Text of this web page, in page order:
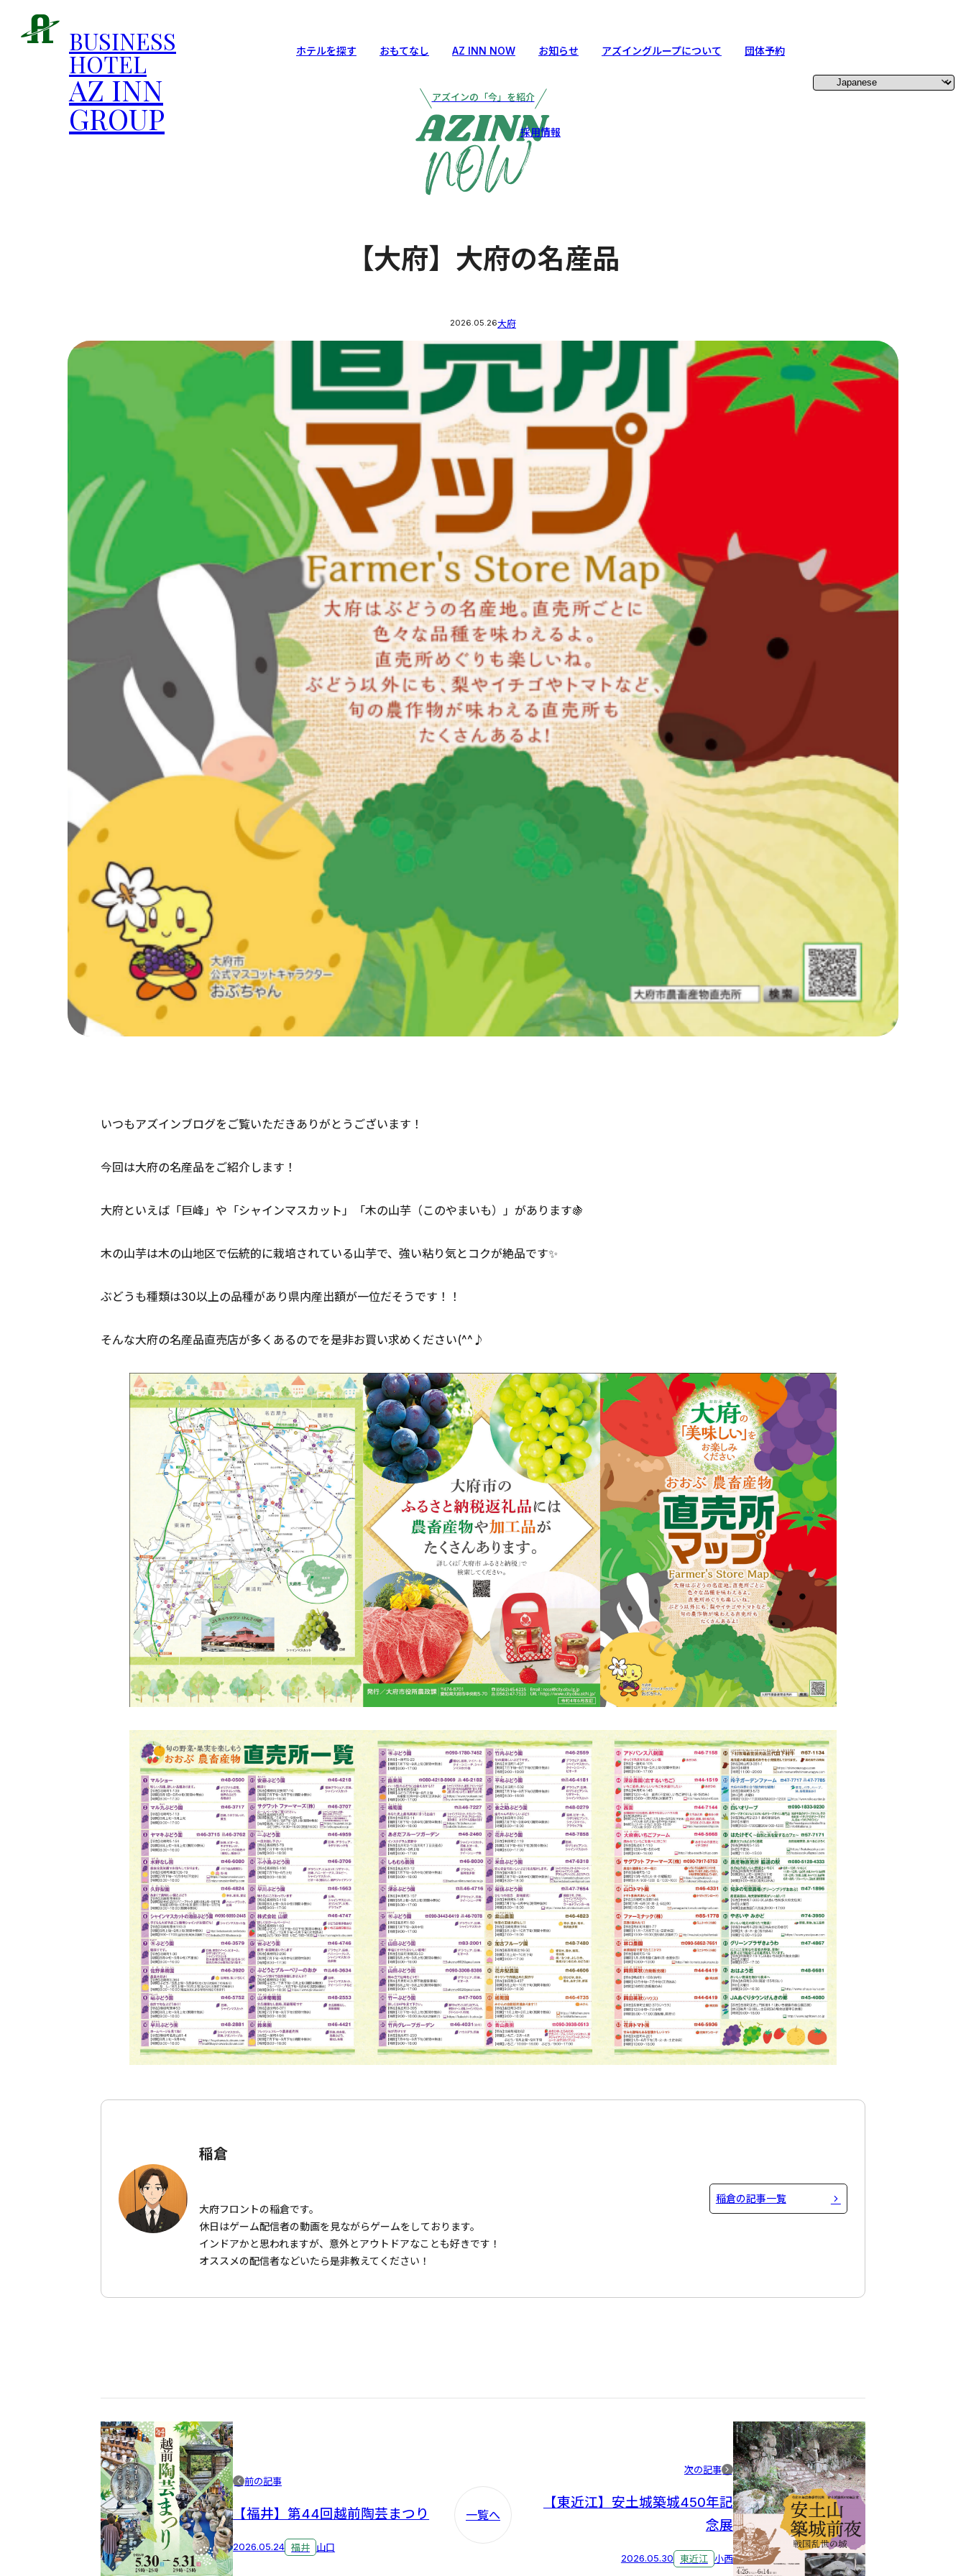
BUSINESS
HOTEL
AZ INN
GROUP
ホテルを探す おもてなし AZ INN NOW お知らせ アズイングループについて 団体予約
採用情報
アズインの「今」を紹介
【大府】大府の名産品
2026.05.26大府
いつもアズインブログをご覧いただきありがとうございます！
今回は大府の名産品をご紹介します！
大府といえば「巨峰」や「シャインマスカット」「木の山芋（このやまいも）」があります🍇
木の山芋は木の山地区で伝統的に栽培されている山芋で、強い粘り気とコクが絶品です✨
ぶどうも種類は30以上の品種があり県内産出額が一位だそうです！！
そんな大府の名産品直売店が多くあるのでを是非お買い求めください(^^♪
稲倉
大府フロントの稲倉です。
休日はゲーム配信者の動画を見ながらゲームをしております。
インドアかと思われますが、意外とアウトドアなことも好きです！
オススメの配信者などいたら是非教えてください！
稲倉の記事一覧
前の記事
【福井】第44回越前陶芸まつり
2026.05.24 福井 山口
一覧へ
次の記事
【東近江】安土城築城450年記
念展
2026.05.30 東近江 小西